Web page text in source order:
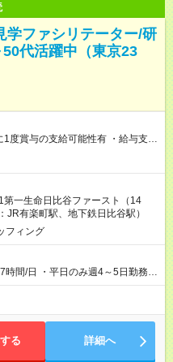
ファシリテーター/研
代活躍中（東京23
1度賞与の支給可能性有 ・給与支給
日の場合前営業日） 【勤務
実働7時間/週28時間） ・週4日
・週5日 10:00～16:30（実働
12:00～18:30（実働5.5時間/週
試用期間なし
一生命日比谷ファースト（14
有楽町駅、地下鉄日比谷駅）
フィング
時間/日 ・平日のみ週4～5日勤務
の間で実働5.5～7時間（週5日
までの勤務必須 ・休憩1時間
る 詳細へ